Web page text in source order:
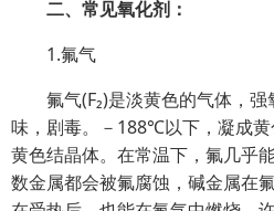
二、常见氧化剂：
1.氟气
氟气(F₂)是淡黄色的气体，强
味，剧毒。－188℃以下，凝成
黄色结晶体。在常温下，氟几乎
数金属都会被氟腐蚀，碱金属在